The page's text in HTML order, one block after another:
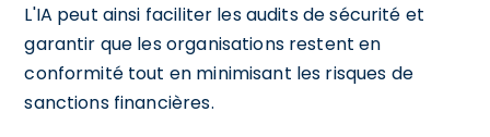
L'IA peut ainsi faciliter les audits de sécurité et
garantir que les organisations restent en
conformité tout en minimisant les risques de
sanctions financières.